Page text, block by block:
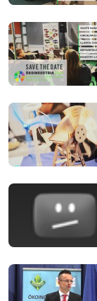
Doctor
Memory
Health
James
New 651K